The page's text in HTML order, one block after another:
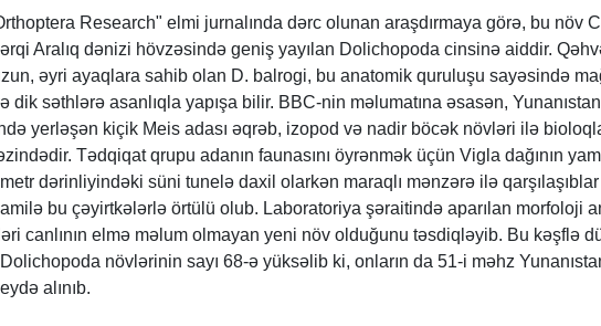
Research" elmi jurnalında dərc olunan araşdırmaya görə, bu növ
Aralıq dənizi hövzəsində geniş yayılan Dolichopoda cinsinə aiddir.
əyri ayaqlara sahib olan D. balrogi, bu anatomik quruluşu sayəsində
dik səthlərə asanlıqla yapışa bilir. BBC-nin məlumatına əsasən,
yerləşən kiçik Meis adası əqrəb, izopod və nadir böcək növləri ilə
Tədqiqat qrupu adanın faunasını öyrənmək üçün Vigla dağının
dərinliyindəki süni tunelə daxil olarkən maraqlı mənzərə ilə
bu çəyirtkələrlə örtülü olub. Laboratoriya şəraitində aparılan morfoloji
canlının elmə məlum olmayan yeni növ olduğunu təsdiqləyib. Bu kəşflə
növlərinin sayı 68-ə yüksəlib ki, onların da 51-i məhz
alınıb.